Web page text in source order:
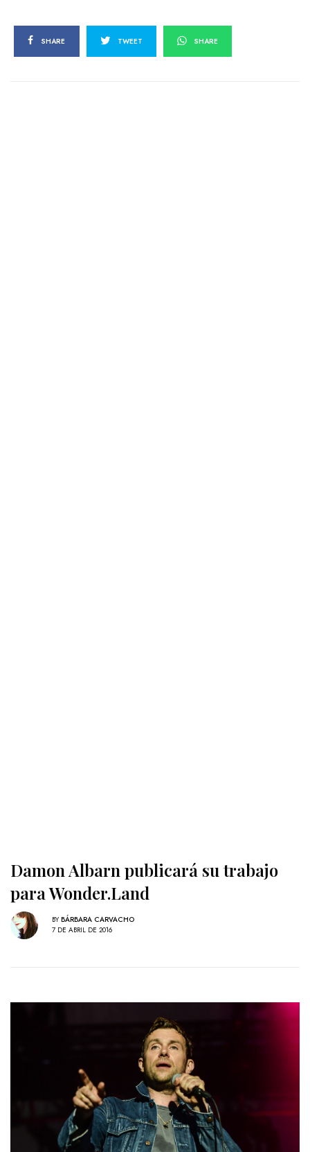
SHARE TWEET SHARE
Damon Albarn publicará su trabajo
para Wonder.Land
BY BÁRBARA CARVACHO
7 DE ABRIL DE 2016